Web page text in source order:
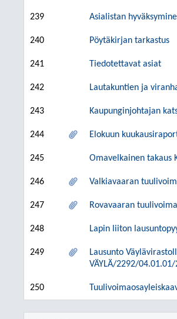
239 Asialistan
240 Pöytäkirjan tarkastus
241 Tiedotettavat asiat
242 Lautakuntien ja
243 Kaupunginjohtajan
244 Elokuun
245 Omavelkainen takaus
246 Valkiavaaran
247 Rovavaaran
248 Lapin liiton
249
Lausunto
VÄYLÄ/2292/
250